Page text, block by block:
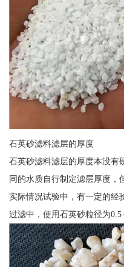
石英砂滤料滤层的厚度
石英砂滤料滤层的厚度本没有
同的水质自行制定滤层厚度，
实际情况试验中，有一定的经
过滤中，使用石英砂粒径为0.5